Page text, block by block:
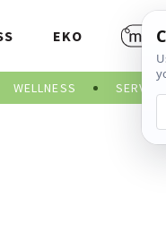
WELLNESS
EKO